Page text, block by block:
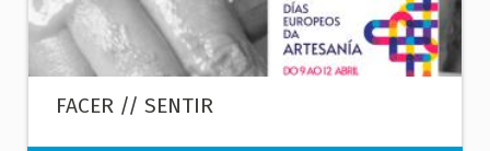
FACER // SENTIR